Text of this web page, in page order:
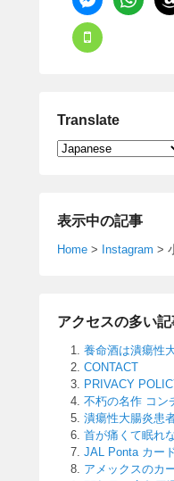
mobile
Translate
表示中の記事
Home > Instagram >
アクセスの多い記
養命酒は潰瘍性
CONTACT
PRIVACY
不朽の名作 コン
潰瘍性大腸炎患
首が痛くて眠れ
JAL Ponta カー
アメックスのカ